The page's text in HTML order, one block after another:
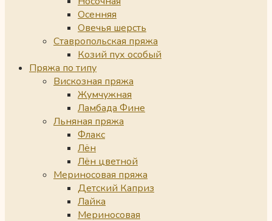
Осенняя
Овечья шерсть
Ставропольская пряжа
Козий пух особый
Пряжа по типу
Вискозная пряжа
Жумчужная
Ламбада Фине
Льняная пряжа
Флакс
Лён
Лён цветной
Мериносовая пряжа
Детский Каприз
Лайка
Мериносовая